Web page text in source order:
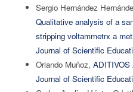
Sergio Hernández
Qualitative analysis of a
stripping voltammetrx a
Journal of Scientific
Orlando Muñoz, ADITIVOS
Journal of Scientific